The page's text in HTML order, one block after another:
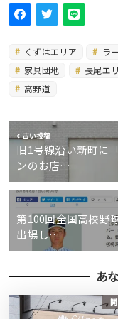
くずはエリア ラ
家具団地
長尾エ
高野道
古い投稿
旧1号線沿い新町に
ンのお店…
第100回全国高校野
出場し…
あ